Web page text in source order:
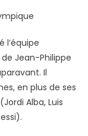
l’équipe
Jean-Philippe
Il
en plus de ses
Alba, Luis